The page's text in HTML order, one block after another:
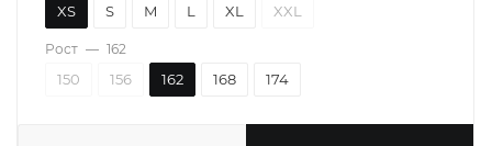
XS S M L XL XXL
Рост — 162
150 156 162 168 174